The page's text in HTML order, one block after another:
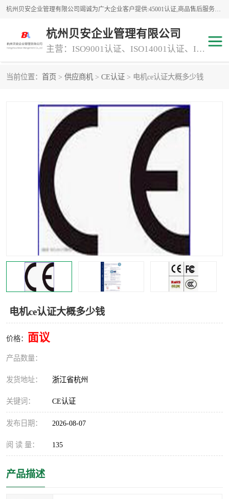
杭州贝安企业管理有限公司竭诚为广大企业客户提供:45001认证,商品售后服务认证,CE认证,知识产权体系认证,iso体系认证等服务,公司提供一条认证服务,方便快捷.
杭州贝安企业管理有限公司
主营：ISO9001认证、ISO14001认证、ISO认证、ISO22000认证、ISO/TS16949认证,FSC森林认证
当前位置： 首页 > 供应商机 > CE认证 > 电机ce认证大概多少钱
电机ce认证大概多少钱
价格： 面议
产品数量：
发货地址： 浙江省杭州
关键词： CE认证
发布日期： 2026-08-07
阅 读 量： 135
产品描述
专业资质评价证书(1) ISO9000
ISO14000 45001认证
GJB 9001C-2017 知识产权体系认证
工程承包 交通运输服务
ITSS认证 消防设施工程专业承包
交通运输服务认证 CCRC认证
ISO9001认证 ISO14001认证
ISO认证 OHSAS18001认证
CCC认证
TS16949认证
iso22000认证